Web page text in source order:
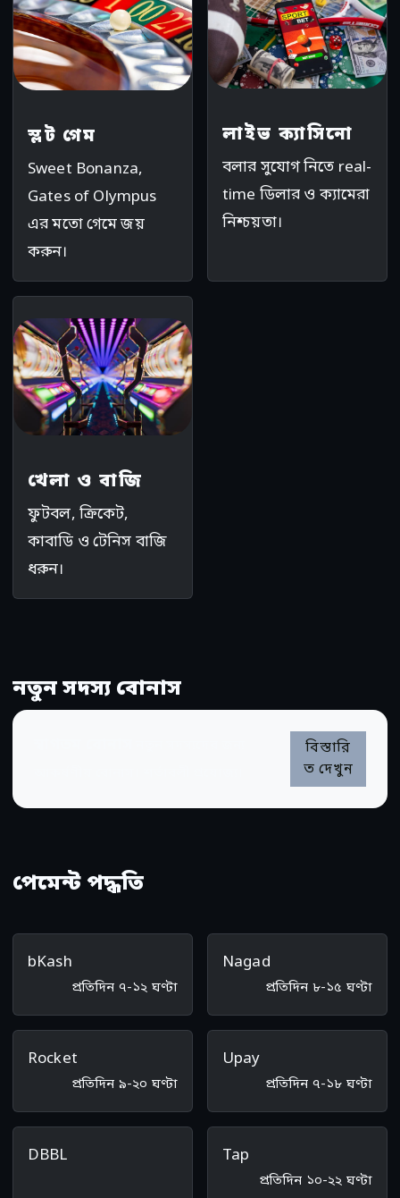
স্লট গেম
Sweet Bonanza,
Gates of Olympus
এর মতো গেমে জয়
করুন।
লাইভ ক্যাসিনো
বলার সুযোগ নিতে real-
time ডিলার ও ক্যামেরা
নিশ্চয়তা।
খেলা ও বাজি
ফুটবল, ক্রিকেট,
কাবাডি ও টেনিস বাজি
ধরুন।
নতুন সদস্য বোনাস
বিস্তারি
ত দেখুন
পেমেন্ট পদ্ধতি
bKash
প্রতিদিন ৭-১২ ঘণ্টা
Nagad
প্রতিদিন ৮-১৫ ঘণ্টা
Rocket
প্রতিদিন ৯-২০ ঘণ্টা
Upay
প্রতিদিন ৭-১৮ ঘণ্টা
DBBL Tap
প্রতিদিন ১০-২২ ঘণ্টা